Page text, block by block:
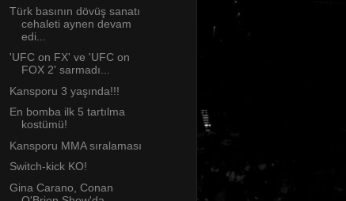
Türk basının dövüş sanatı
cehaleti aynen devam
edi...
'UFC on FX' ve 'UFC on
FOX 2' sarmadı...
Kansporu 3 yaşında!!!
En bomba ilk 5 tartılma
kostümü!
Kansporu MMA sıralaması
Switch-kick KO!
Gina Carano, Conan